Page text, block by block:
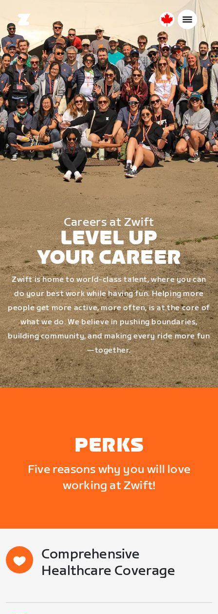
Canada
Français
Careers at Zwift
LEVEL UP
YOUR CAREER
Zwift is home to world-class talent, where you can
do your best work while having fun. Helping more
people get more active, more often, is at the core of
what we do. We believe in pushing boundaries,
building community, and making every ride more fun
—together.
PERKS
Five reasons why you will love
working at Zwift!
Comprehensive
Healthcare Coverage